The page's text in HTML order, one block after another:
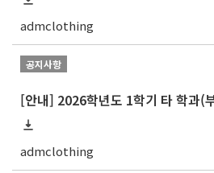
admclothing
공지사항
admclothing